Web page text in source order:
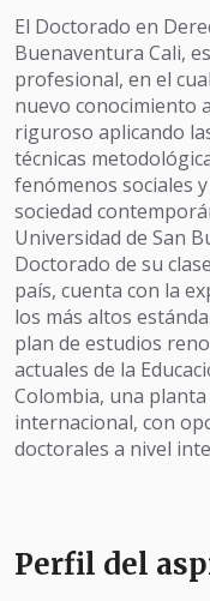
El Doctorado en
Buenaventura Cali,
profesional, en el
nuevo conocimiento
riguroso aplicando
técnicas
fenómenos sociales
sociedad
Universidad de San
Doctorado de su
país, cuenta con la
los más altos
plan de estudios
actuales de la
Colombia, una
internacional, con
doctorales a nivel
Perfil del